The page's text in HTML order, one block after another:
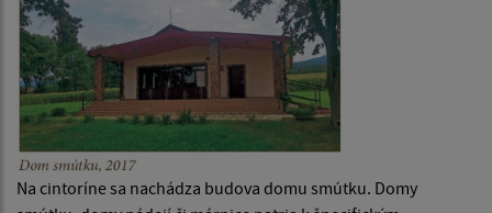
Na cintoríne sa nachádza budova domu smútku. Domy